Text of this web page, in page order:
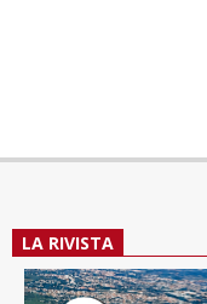
LA RIVISTA